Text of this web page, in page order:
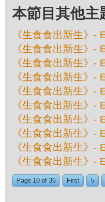
本節目其他
《生食食出新生》-
《生食食出新生》-
《生食食出新生》-
《生食食出新生》-
《生食食出新生》-
《生食食出新生》-
《生食食出新生》-
《生食食出新生》-
《生食食出新生》-
《生食食出新生》-
Page 10 of 36 First 5